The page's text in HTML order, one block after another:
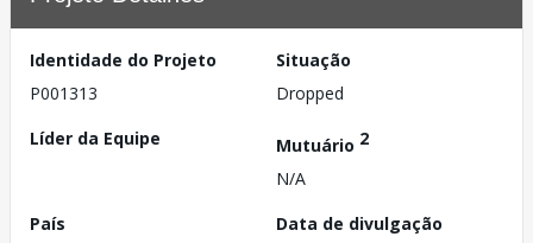
Identidade do Projeto
P001313
Situação
Dropped
Líder da Equipe
Mutuário 2
N/A
País
Data de divulgação